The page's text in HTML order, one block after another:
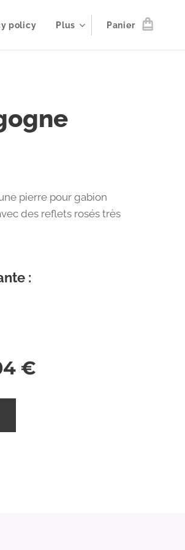
policy Plus Panier
pierre pour gabion
des reflets rosés très
:
€